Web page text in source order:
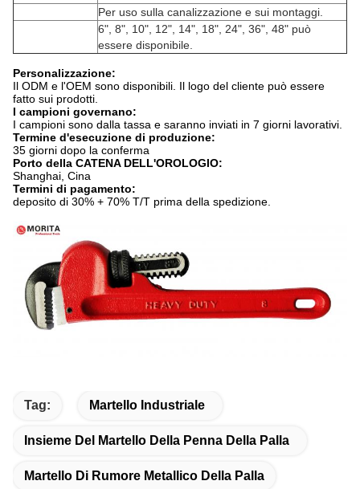
Per uso sulla canalizzazione e sui montaggi.
6", 8", 10", 12", 14", 18", 24", 36", 48" può
essere disponibile.
Personalizzazione:
Il ODM e l'OEM sono disponibili. Il logo del cliente può essere
fatto sui prodotti.
I campioni governano:
I campioni sono dalla tassa e saranno inviati in 7 giorni lavorativi.
Termine d'esecuzione di produzione:
35 giorni dopo la conferma
Porto della CATENA DELL'OROLOGIO:
Shanghai, Cina
Termini di pagamento:
deposito di 30% + 70% T/T prima della spedizione.
Tag: Martello Industriale
Insieme Del Martello Della Penna Della Palla
Martello Di Rumore Metallico Della Palla